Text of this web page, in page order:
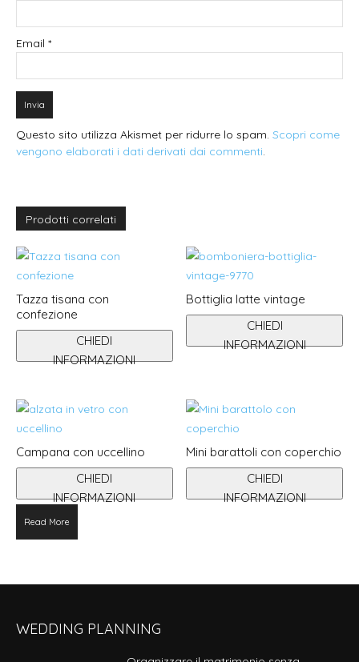
Email *
Questo sito utilizza Akismet per ridurre lo spam. Scopri come
vengono elaborati i dati derivati dai commenti
Prodotti correlati
Tazza tisana con
confezione
CHIEDI
INFORMAZIONI
Bottiglia latte vintage
CHIEDI
INFORMAZIONI
Campana con uccellino
CHIEDI
INFORMAZIONI
Read More
Mini barattoli con coperchio
CHIEDI
INFORMAZIONI
WEDDING PLANNING